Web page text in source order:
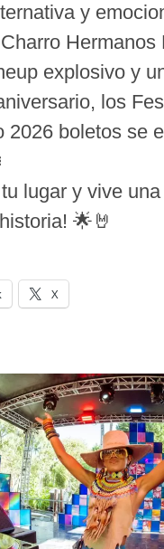
y
Hermanos
explosivo y
los
2026 boletos se
tu lugar y vive
🌟🤘
X